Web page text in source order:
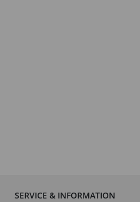
SERVICE & INFORMATION